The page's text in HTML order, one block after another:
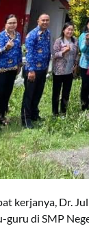
kerjanya, Dr.
di SMP